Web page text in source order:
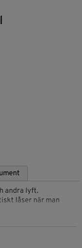
andra lyft.
låser när man
skyddar mot